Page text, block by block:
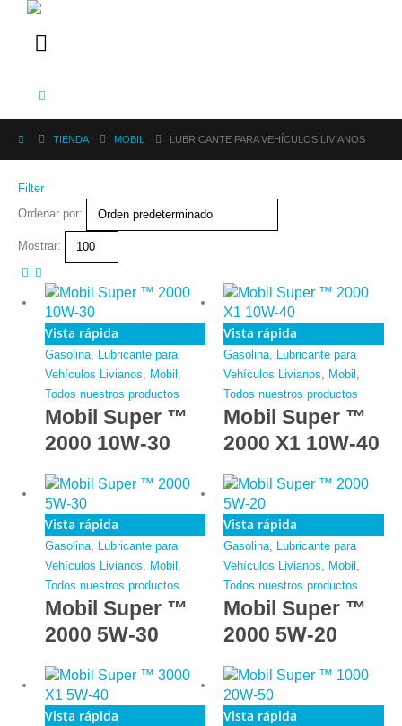
TIENDA MOBIL LUBRICANTE PARA VEHÍCULOS LIVIANOS
Filter
Ordenar por:
Mostrar:
Vista rápida
Gasolina,
Lubricante para
Vehículos Livianos
Mobil
Todos nuestros productos
Mobil Super ™
2000 10W-30
Vista rápida
Gasolina,
Lubricante para
Vehículos Livianos
Mobil
Todos nuestros productos
Mobil Super ™
2000 X1 10W-40
Vista rápida
Gasolina,
Lubricante para
Vehículos Livianos
Mobil
Todos nuestros productos
Mobil Super ™
2000 5W-30
Vista rápida
Gasolina,
Lubricante para
Vehículos Livianos
Mobil
Todos nuestros productos
Mobil Super ™
2000 5W-20
Vista rápida Vista rápida